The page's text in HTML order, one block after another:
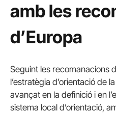
amb les
d’Europa
Seguint les recomanacions
l’estratègia d’orientació de
avançat en la definició i en
sistema local d’orientació,